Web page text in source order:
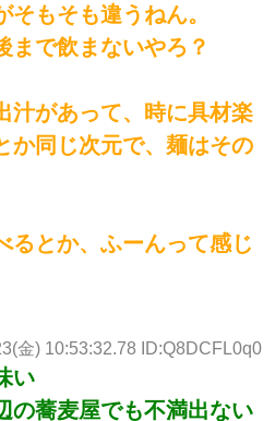
もそも違うねん。
まで飲まないやろ？
汁があって、時に具材楽
か同じ次元で、麺はその
るとか、ふーんって感じ
金) 10:53:32.78 ID:Q8DCFL0q0
い
の蕎麦屋でも不満出ない